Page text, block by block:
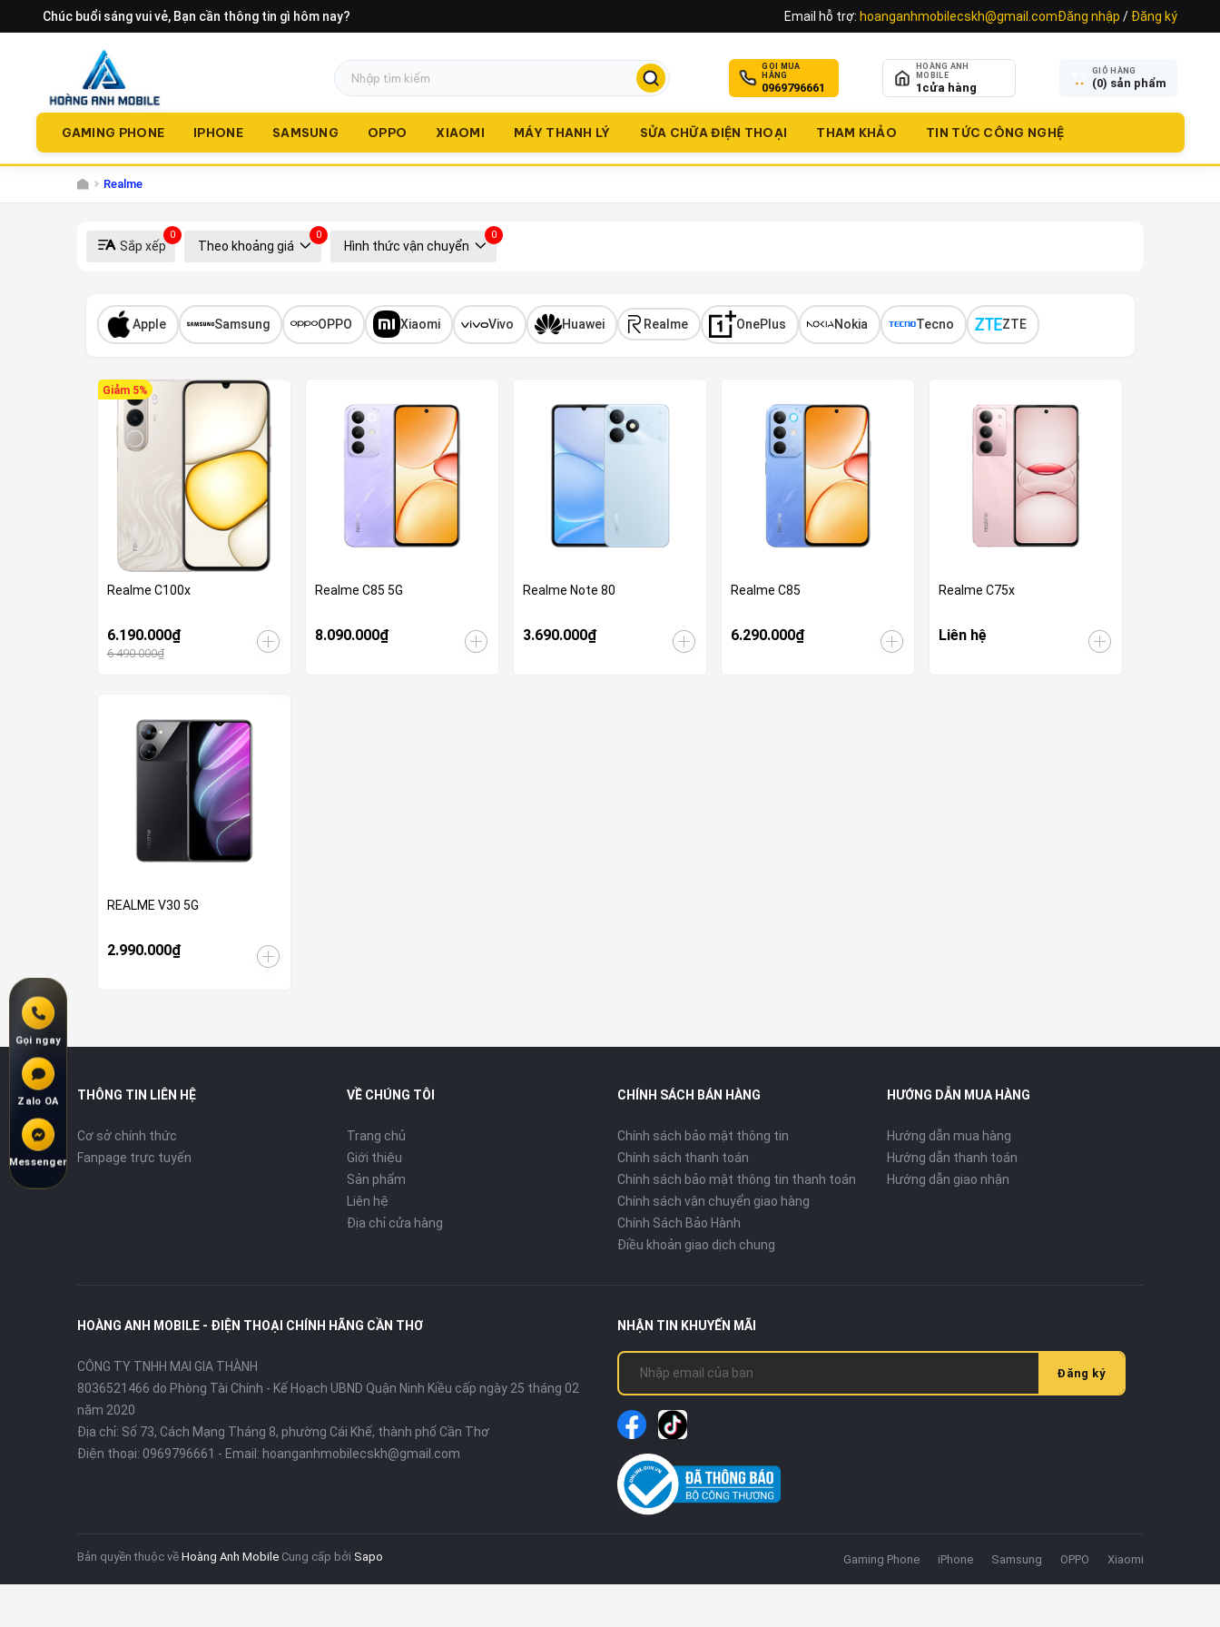
Chúc buổi sáng vui vẻ, Bạn cần thông tin gì hôm nay? Email hỗ trợ: hoanganhmobilecskh@gmail.comĐăng nhập / Đăng ký
GỌI MUA
HÀNG
0969796661
HOÀNG ANH
MOBILE
1 cửa hàng
GIỎ HÀNG
(0) sản phẩm
GAMING PHONE IPHONE SAMSUNG OPPO XIAOMI MÁY THANH LÝ SỬA CHỮA ĐIỆN THOẠI THAM KHẢO TIN TỨC CÔNG NGHỆ
Realme
Sắp xếp
0
Theo khoảng giá
0
Hình thức vận chuyển
0
Apple Samsung OPPO Xiaomi Vivo Huawei Realme OnePlus Nokia Tecno ZTE
Giảm 5%
Realme C100x
6.190.000₫
6.490.000₫
Realme C85 5G
8.090.000₫
Realme Note 80
3.690.000₫
Realme C85
6.290.000₫
Realme C75x
Liên hệ
REALME V30 5G
2.990.000₫
THÔNG TIN LIÊN HỆ
Cơ sở chính thức
Fanpage trực tuyến
VỀ CHÚNG TÔI
Trang chủ
Giới thiệu
Sản phẩm
Liên hệ
Địa chỉ cửa hàng
CHÍNH SÁCH BÁN HÀNG
Chính sách bảo mật thông tin
Chính sách thanh toán
Chính sách bảo mật thông tin thanh toán
Chính sách vận chuyển giao hàng
Chính Sách Bảo Hành
Điều khoản giao dịch chung
HƯỚNG DẪN MUA HÀNG
Hướng dẫn mua hàng
Hướng dẫn thanh toán
Hướng dẫn giao nhận
HOÀNG ANH MOBILE - ĐIỆN THOẠI CHÍNH HÃNG CẦN THƠ
CÔNG TY TNHH MAI GIA THÀNH
8036521466 do Phòng Tài Chính - Kế Hoạch UBND Quận Ninh Kiều cấp ngày 25 tháng 02
năm 2020
Địa chỉ: Số 73, Cách Mạng Tháng 8, phường Cái Khế, thành phố Cần Thơ
Điện thoại: 0969796661 - Email: hoanganhmobilecskh@gmail.com
NHẬN TIN KHUYẾN MÃI
Đăng ký
Bản quyền thuộc về Hoàng Anh Mobile Cung cấp bởi Sapo Gaming Phone iPhone Samsung OPPO Xiaomi
Gọi ngay
Zalo OA
Messenger